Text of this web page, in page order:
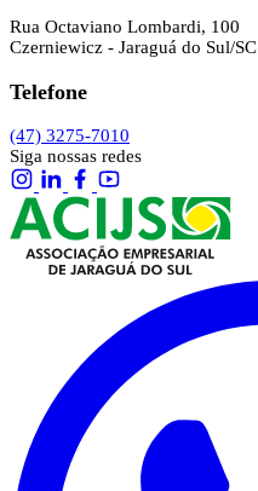
Rua Octaviano Lombardi, 100
Czerniewicz - Jaraguá do Sul/SC
Telefone
(47) 3275-7010
Siga nossas redes